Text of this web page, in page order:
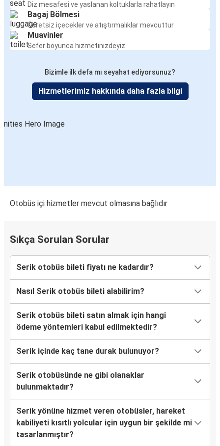
Serik
Aksaray
Serik
Keçiborlu
Serik
Serik
Serik
İnegöl
Alanya
Serik
Yozgat
Serik
İskenderun
Serik
Kayseri
Serik
Diz mesafesi ve yaslanan koltuklarla rahatlayın
Bagaj Bölmesi
Ücretsiz içecekler ve atıştırmalıklar mevcuttur
Muavinler
Sefer boyunca hizmetinizdeyiz
Bizimle ilk defa mı seyahat ediyorsunuz?
Hizmetlerimiz hakkında daha fazla bilgi
Otobüs içi hizmetler mevcut olmasına bağlıdır
Sıkça Sorulan Sorular
Serik otobüs bileti fiyatı ne kadardır?
Nasıl Serik otobüs bileti alabilirim?
Serik otobüs bileti satın almak için hangi
ödeme yöntemleri kabul edilmektedir?
Serik içinde kaç tane durak bulunuyor?
Serik otobüsünde ne gibi olanaklar
bulunmaktadır?
Serik yönüne hizmet veren otobüsler, hareket
kabiliyeti kısıtlı yolcular için uygun bir şekilde mi
tasarlanmıştır?